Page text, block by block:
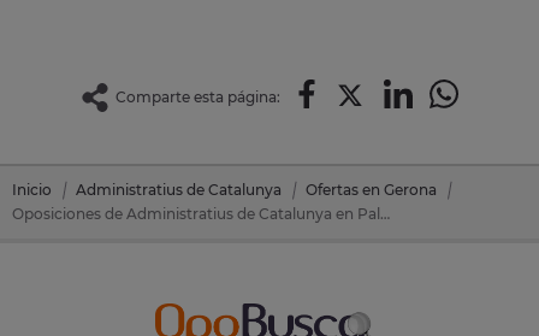
Comparte esta página:
Inicio Administratius de Catalunya
Ofertas en Gerona
Oposiciones de Administratius de Catalunya en Palafrugell (Gerona)